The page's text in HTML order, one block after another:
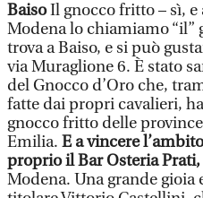
BaisoIl gnocco fritto – sì, e
Modena lo chiamiamo
trova a Baiso, e si può
via Muraglione 6. È stato
del Gnocco d’Oro che,
fatte dai propri cavalieri,
gnocco fritto delle
Emilia. E a vincere
proprio il Bar Osteria Prati,
Modena. Una grande gioia